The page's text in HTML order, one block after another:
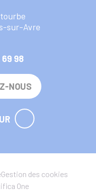
sur-Avre
69 98
NOUS
Gestion des cookies
One